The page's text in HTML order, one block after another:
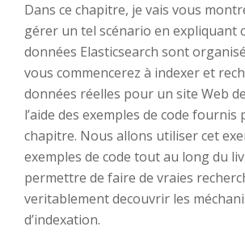
Dans ce chapitre, je vais vous
gérer un tel scénario en expliquant
données Elasticsearch sont
vous commencerez à indexer et
données réelles pour un site Web
l’aide des exemples de code fournis
chapitre. Nous allons utiliser cet
exemples de code tout au long du
permettre de faire de vraies
veritablement decouvrir les
d’indexation.